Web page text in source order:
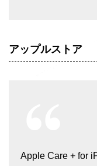
アップルストア
Apple Care + for